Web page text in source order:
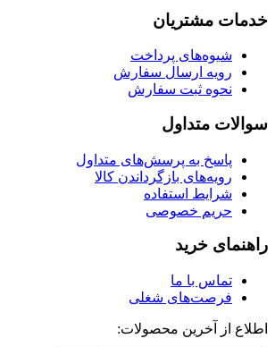
خدمات مشتریان
شیوه‌های پرداخت
رویه ارسال سفارش
نحوه ثبت سفارش
سوالات متداول
پاسخ به پرسش‌های متداول
رویه‌های بازگرداندن کالا
شرایط استفاده
حریم خصوصی
راهنمای خرید
تماس با ما
فرصت‌های شغلی
اطلاع از آخرین محصولات: